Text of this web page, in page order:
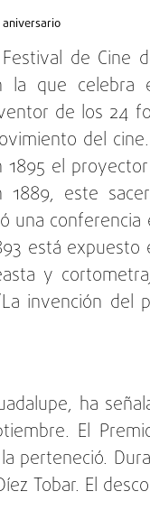
aniversario
de Cine
la que celebra
de los 24
del
1895 el
1889, este
una
está
y
invención
ha
El
perteneció.
Tobar. El